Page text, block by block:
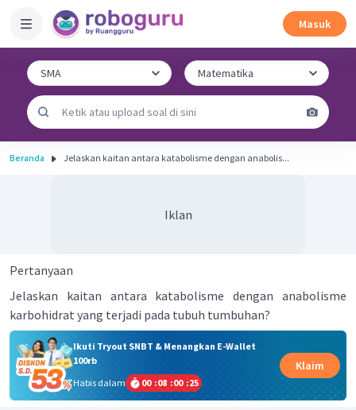
Masuk
Beranda Jelaskan kaitan antara katabolisme dengan anabolis...
Iklan
Pertanyaan
Jelaskan kaitan antara katabolisme dengan anabolisme
karbohidrat yang terjadi pada tubuh tumbuhan?
Ikuti Tryout SNBT & Menangkan E-Wallet
100rb
Habis dalam
00 :08 :00 :25
Klaim